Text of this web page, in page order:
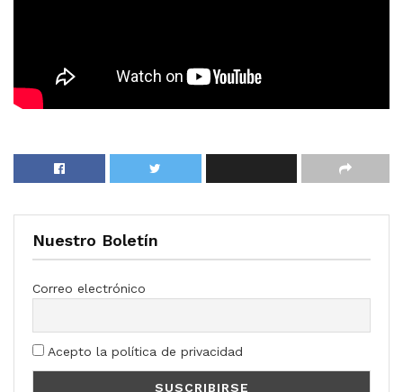
Nuestro Boletín
Correo electrónico
Acepto la política de privacidad